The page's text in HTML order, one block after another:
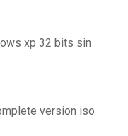
xp 32 bits sin
version iso